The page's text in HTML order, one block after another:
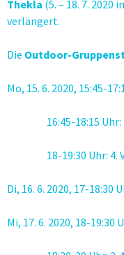
Thekla (5. – 18. 7. 2020
verlängert.
Die Outdoor-
Mo, 15. 6. 2020, 15:45-
16:45-18:15 Uhr:
18-19:30 Uhr: 4.
Di, 16. 6. 2020, 17-18:30
Mi, 17. 6. 2020, 18-19:30